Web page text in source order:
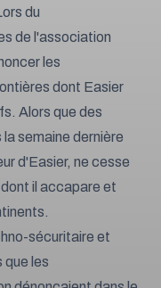
du
de l'association
les
dont Easier
Alors que des
semaine dernière
d'Easier, ne cesse
il accapare et
sécuritaire et
que les